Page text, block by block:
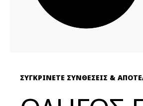
ΣΥΓΚΡΙΝΕΤΕ ΣΥΝΘΕΣΕΙΣ &